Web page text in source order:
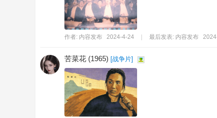
作者: 内容发布 2024-4-24 最后发表: 内容发布
苦菜花 (1965) [战争片]